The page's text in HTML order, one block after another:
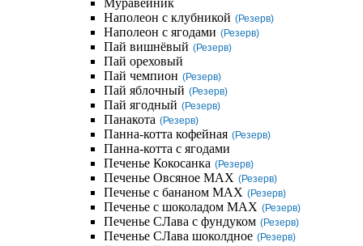
Муравейник
Наполеон с клубникой (Резерв)
Наполеон с ягодами (Резерв)
Пай вишнёвый (Резерв)
Пай ореховый
Пай чемпион (Резерв)
Пай яблочный (Резерв)
Пай ягодный (Резерв)
Панакота (Резерв)
Панна-котта кофейная (Резерв)
Панна-котта с ягодами
Печенье Кокосанка (Резерв)
Печенье Овсяное MAX (Резерв)
Печенье с бананом MAX (Резерв)
Печенье с шоколадом MAX (Резерв)
Печенье СЛава с фундуком (Резерв)
Печенье СЛава шоколдное (Резерв)